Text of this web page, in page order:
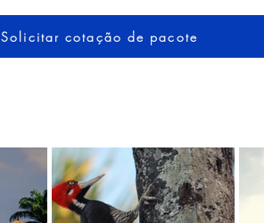
Solicitar cotação de pacote